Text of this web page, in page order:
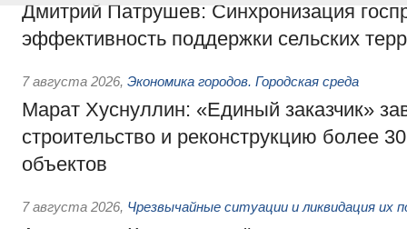
Дмитрий Патрушев: Синхронизация
эффективность поддержки сельских
7 августа 2026, Экономика городов. Городская среда
Марат Хуснуллин: «Единый заказчик»
строительство и реконструкцию более
объектов
7 августа 2026, Чрезвычайные ситуации и ликвидация их